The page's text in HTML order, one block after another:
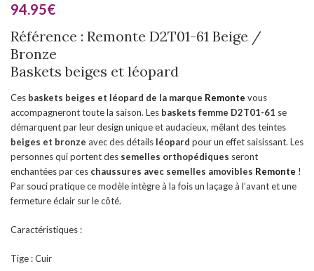
94.95€
Référence : Remonte D2T01-61 Beige /
Bronze
Baskets beiges et léopard
Ces baskets beiges et léopard de la marque Remonte vous
accompagneront toute la saison. Les baskets femme D2T01-61 se
démarquent par leur design unique et audacieux, mêlant des teintes
beiges et bronze avec des détails léopard pour un effet saisissant. Les
personnes qui portent des semelles orthopédiques seront
enchantées par ces chaussures avec semelles amovibles Remonte !
Par souci pratique ce modèle intègre à la fois un laçage à l’avant et une
fermeture éclair sur le côté.
Caractéristiques :
Tige : Cuir